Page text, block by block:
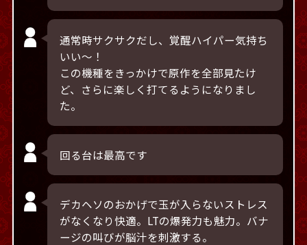
通常時サクサクだし、覚醒ハイパー気持ち
いい～！
この機種をきっかけで原作を全部見たけ
ど、さらに楽しく打てるようになりまし
た。
回る台は最高です
デカヘソのおかげで玉が入らないストレス
がなくなり快適。LTの爆発力も魅力。バナ
ージの叫びが脳汁を刺激する。